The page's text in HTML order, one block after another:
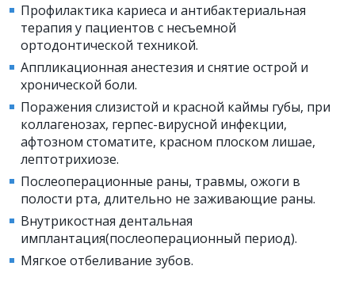
Профилактика кариеса и антибактериальная
терапия у пациентов с несъемной
ортодонтической техникой.
Аппликационная анестезия и снятие острой и
хронической боли.
Поражения слизистой и красной каймы губы, при
коллагенозах, герпес-вирусной инфекции,
афтозном стоматите, красном плоском лишае,
лептотрихиозе.
Послеоперационные раны, травмы, ожоги в
полости рта, длительно не заживающие раны.
Внутрикостная дентальная
имплантация(послеоперационный период).
Мягкое отбеливание зубов.